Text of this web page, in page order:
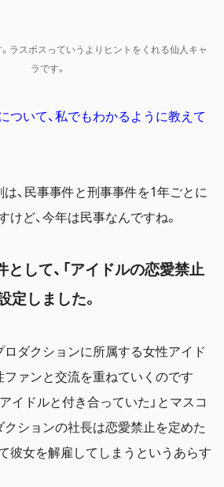
ラスボスっていうよりヒントをくれる仙人キャ
ラです。
ついて、私でもわかるように教えて
は、民事事件と刑事事件を1年ごとに
ど、今年は民事なんですね。
して、「アイドルの恋愛禁止
定しました。
ロダクションに所属する女性アイド
ファンと交流を重ねていくのです
イドルと付き合っていた」とマスコ
クションの社長は恋愛禁止を定めた
彼女を解雇してしまうというあらす